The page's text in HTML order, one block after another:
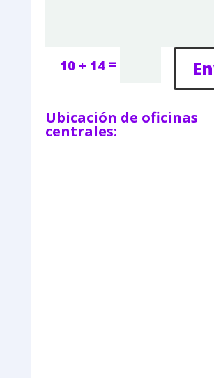
10 + 14 =
Ubicación de oficinas
centrales: